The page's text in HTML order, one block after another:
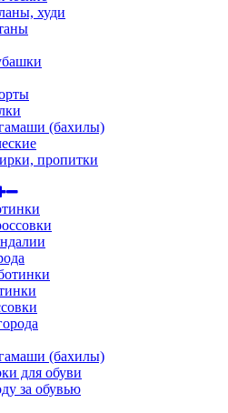
худи
(бахилы)
пропитки
(бахилы)
для обуви
за обувью